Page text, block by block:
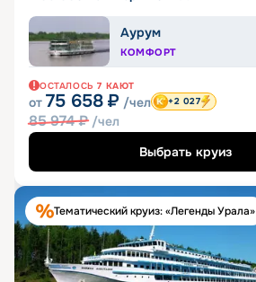
Аурум
КОМФОРТ
ОСТАЛОСЬ 7 КАЮТ
от 75 658 ₽ /чел
85 974₽ /чел
+2 027
Выбрать круиз
Тематический круиз: «Легенды Урала»